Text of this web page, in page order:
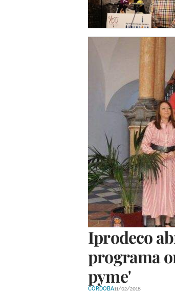
Iprodeco
programa
pyme'
CÓRDOBA11/02/2018